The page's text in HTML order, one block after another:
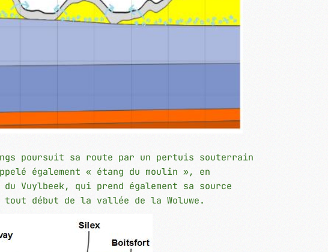
poursuit sa route par un pertuis souterrain
également « étang du moulin », en
Vuylbeek, qui prend également sa source
tout début de la vallée de la Woluwe.